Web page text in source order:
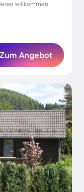
willkommen
Zum Angebot